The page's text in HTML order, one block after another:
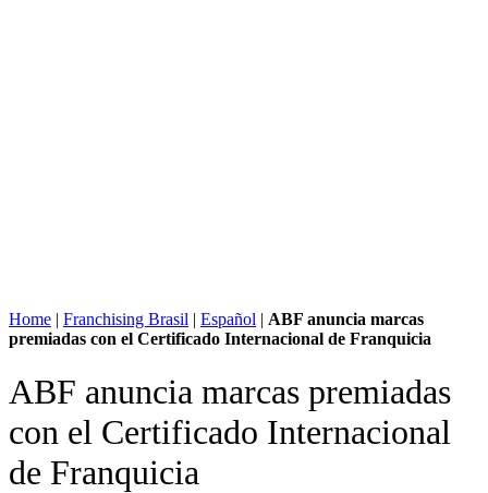
Home | Franchising Brasil | Español | ABF anuncia marcas
premiadas con el Certificado Internacional de Franquicia
ABF anuncia marcas premiadas
con el Certificado Internacional
de Franquicia